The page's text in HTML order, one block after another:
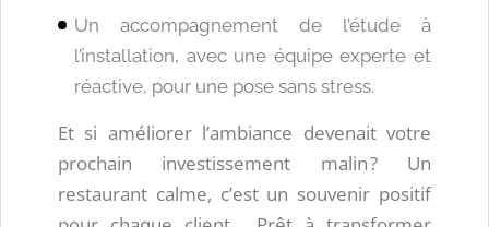
Un accompagnement de l’étude à
l’installation, avec une équipe experte et
réactive, pour une pose sans stress.
Et si améliorer l’ambiance devenait votre
prochain investissement malin ? Un
restaurant calme, c’est un souvenir positif